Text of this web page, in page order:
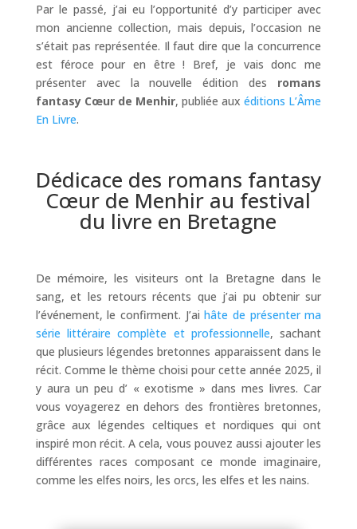
Par le passé, j’ai eu l’opportunité d’y participer avec
mon ancienne collection, mais depuis, l’occasion ne
s’était pas représentée. Il faut dire que la concurrence
est féroce pour en être ! Bref, je vais donc me
présenter avec la nouvelle édition des romans
fantasy Cœur de Menhir, publiée auxéditions L’Âme
En Livre.
Dédicace des romans fantasy
Cœur de Menhir au festival
du livre en Bretagne
De mémoire, les visiteurs ont la Bretagne dans le
sang, et les retours récents que j’ai pu obtenir sur
l’événement, le confirment. J’aihâte de présenter ma
série littéraire complète et professionnelle, sachant
que plusieurs légendes bretonnes apparaissent dans le
récit. Comme le thème choisi pour cette année 2025, il
y aura un peu d’ « exotisme » dans mes livres. Car
vous voyagerez en dehors des frontières bretonnes,
grâce aux légendes celtiques et nordiques qui ont
inspiré mon récit. A cela, vous pouvez aussi ajouter les
différentes races composant ce monde imaginaire,
comme les elfes noirs, les orcs, les elfes et les nains.